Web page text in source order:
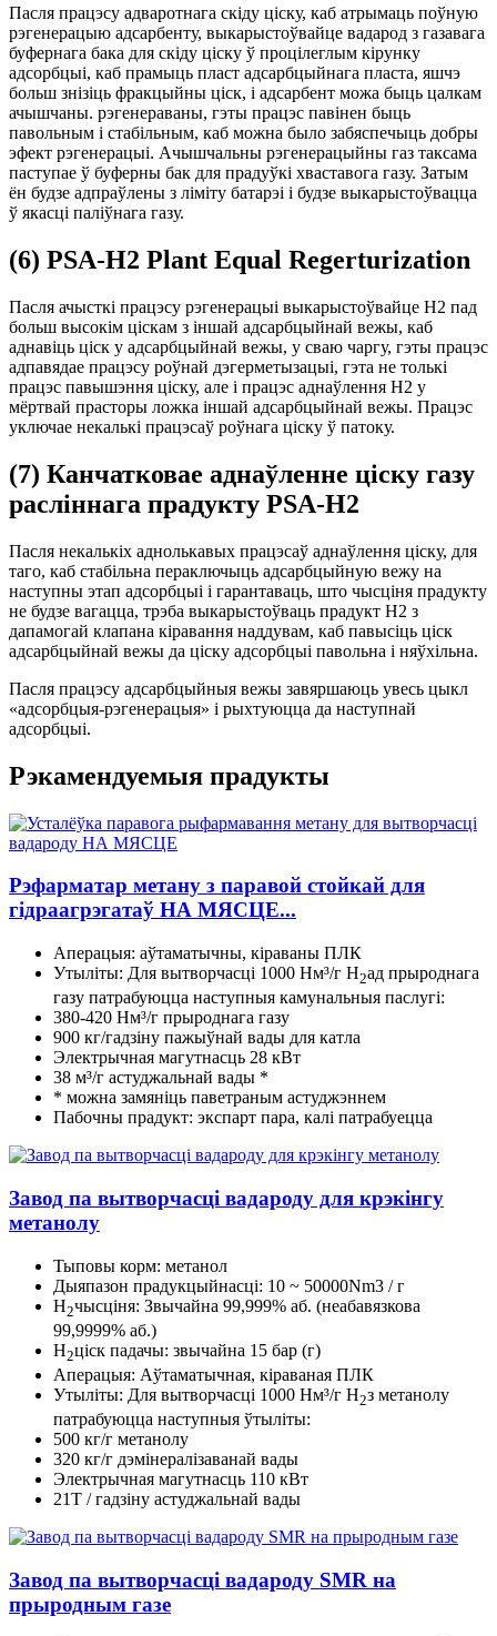
Пасля працэсу адваротнага скіду ціску, каб атрымаць поўную
рэгенерацыю адсарбенту, выкарыстоўвайце вадарод з газавага
буфернага бака для скіду ціску ў процілеглым кірунку
адсорбцыі, каб прамыць пласт адсарбцыйнага пласта, яшчэ
больш знізіць фракцыйны ціск, і адсарбент можа быць цалкам
ачышчаны. рэгенераваны, гэты працэс павінен быць
павольным і стабільным, каб можна было забяспечыць добры
эфект рэгенерацыі. Ачышчальны рэгенерацыйны газ таксама
паступае ў буферны бак для прадуўкі хваставога газу. Затым
ён будзе адпраўлены з ліміту батарэі і будзе выкарыстоўвацца
ў якасці паліўнага газу.
(6) PSA-H2 Plant Equal Regerturization
Пасля ачысткі працэсу рэгенерацыі выкарыстоўвайце H2 пад
больш высокім ціскам з іншай адсарбцыйнай вежы, каб
аднавіць ціск у адсарбцыйнай вежы, у сваю чаргу, гэты працэс
адпавядае працэсу роўнай дэгерметызацыі, гэта не толькі
працэс павышэння ціску, але і працэс аднаўлення H2 у
мёртвай прасторы ложка іншай адсарбцыйнай вежы. Працэс
уключае некалькі працэсаў роўнага ціску ў патоку.
(7) Канчатковае аднаўленне ціску газу
расліннага прадукту PSA-H2
Пасля некалькіх аднолькавых працэсаў аднаўлення ціску, для
таго, каб стабільна пераключыць адсарбцыйную вежу на
наступны этап адсорбцыі і гарантаваць, што чысціня прадукту
не будзе вагацца, трэба выкарыстоўваць прадукт H2 з
дапамогай клапана кіравання наддувам, каб павысіць ціск
адсарбцыйнай вежы да ціску адсорбцыі павольна і няўхільна.
Пасля працэсу адсарбцыйныя вежы завяршаюць увесь цыкл
«адсорбцыя-рэгенерацыя» і рыхтуюцца да наступнай
адсорбцыі.
Рэкамендуемыя прадукты
Рэфарматар метану з паравой стойкай для
гідраагрэгатаў НА МЯСЦЕ...
Аперацыя: аўтаматычны, кіраваны ПЛК
Утыліты: Для вытворчасці 1000 Нм³/г H2ад прыроднага
газу патрабуюцца наступныя камунальныя паслугі:
380-420 Нм³/г прыроднага газу
900 кг/гадзіну пажыўнай вады для катла
Электрычная магутнасць 28 кВт
38 м³/г астуджальнай вады *
* можна замяніць паветраным астуджэннем
Пабочны прадукт: экспарт пара, калі патрабуецца
Завод па вытворчасці вадароду для крэкінгу
метанолу
Тыповы корм: метанол
Дыяпазон прадукцыйнасці: 10 ~ 50000Nm3 / г
H2чысціня: Звычайна 99,999% аб. (неабавязкова
99,9999% аб.)
H2ціск падачы: звычайна 15 бар (г)
Аперацыя: Аўтаматычная, кіраваная ПЛК
Утыліты: Для вытворчасці 1000 Нм³/г H2з метанолу
патрабуюцца наступныя ўтыліты:
500 кг/г метанолу
320 кг/г дэмінералізаванай вады
Электрычная магутнасць 110 кВт
21T / гадзіну астуджальнай вады
Завод па вытворчасці вадароду SMR на
прыродным газе